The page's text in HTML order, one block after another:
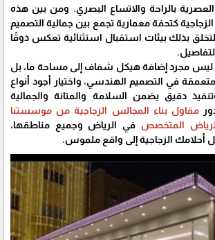
بالراحة والاتساع البصري. ومن بين هذه
كتحفة معمارية تجمع بين جمالية التصميم
بذلك بيئات استقبال استثنائية تعكس ذوقًا
ليس مجرد إضافة هيكل شفاف إلى مساحة ما، بل
في التصميم الهندسي، واختيار أجود أنواع
دقيق يضمن السلامة والمتانة والجمالية
مقاول بناء المجالس الزجاجية من موسستنا
المتخصص في الرياض وجميع مناطقها،
أحلامك الزجاجية إلى واقع ملموس.